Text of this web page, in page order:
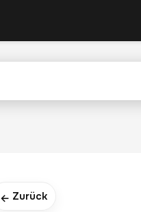
← Zurück